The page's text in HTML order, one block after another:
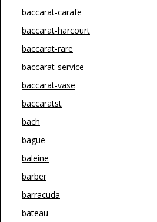
baccarat-carafe
baccarat-harcourt
baccarat-rare
baccarat-service
baccarat-vase
baccaratst
bach
bague
baleine
barber
barracuda
bateau